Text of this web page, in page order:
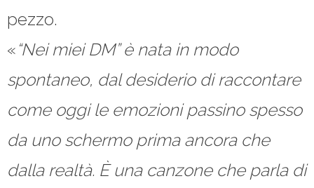
pezzo.
« “Nei miei DM” è nata in modo
spontaneo, dal desiderio di raccontare
come oggi le emozioni passino spesso
da uno schermo prima ancora che
dalla realtà. È una canzone che parla di